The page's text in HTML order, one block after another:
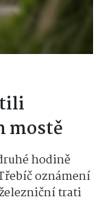
mostě
hodině
oznámení
trati